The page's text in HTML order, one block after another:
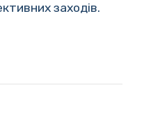
заходів.